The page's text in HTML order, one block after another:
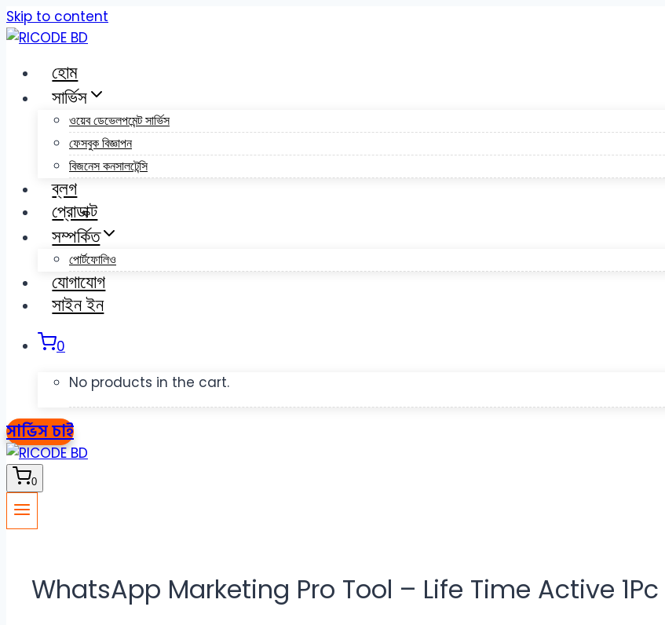
Skip to content
হোম
সার্ভিস
ওয়েব ডেভেলপমেন্ট সার্ভিস
ফেসবুক বিজ্ঞাপন
বিজনেস কনসালটেন্সি
ব্লগ
প্রোডাক্ট
সম্পর্কিত
পোর্টফোলিও
যোগাযোগ
সাইন ইন
0
No products in the cart.
সার্ভিস চাই
0
WhatsApp Marketing Pro Tool – Life Time Active 1Pc